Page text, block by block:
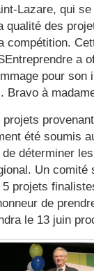
Lazare, qui
qualité des
compétition.
a
pour son
Bravo à
projets
été soumis
déterminer
Un comité
projets
de
le 13 juin